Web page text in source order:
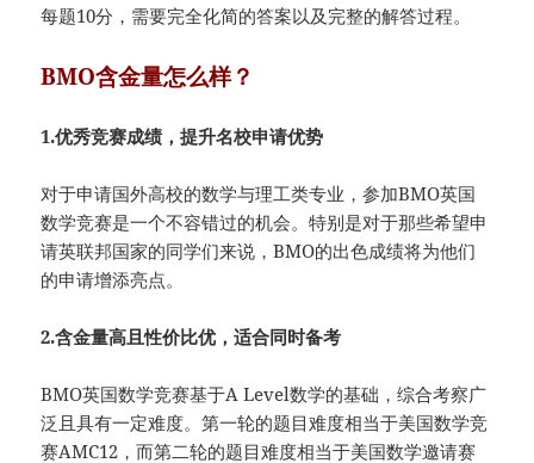
每题10分，需要完全化简的答案以及完整的解答过程。​​
BMO含金量怎么样？
1.优秀竞赛成绩，提升名校申请优势
对于申请国外高校的数学与理工类专业，参加BMO英国
数学竞赛是一个不容错过的机会。特别是对于那些希望申
请英联邦国家的同学们来说，BMO的出色成绩将为他们
的申请增添亮点。
2.含金量高且性价比优，适合同时备考
BMO英国数学竞赛基于A Level数学的基础，综合考察广
泛且具有一定难度。第一轮的题目难度相当于美国数学竞
赛AMC12，而第二轮的题目难度相当于美国数学邀请赛